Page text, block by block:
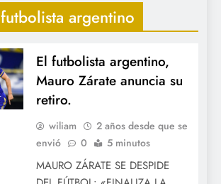
futbolista argentino
El futbolista argentino,
Mauro Zárate anuncia su
retiro.
wiliam
2 años desde que se
envió
0 5 minutos
MAURO ZÁRATE SE DESPIDE